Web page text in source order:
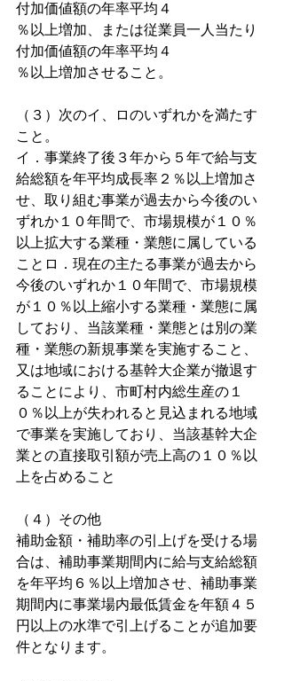
付加価値額の年率平均４
％以上増加、または従業員一人当たり
付加価値額の年率平均４
％以上増加させること。
（３）次のイ、ロのいずれかを満たす
こと。
イ．事業終了後３年から５年で給与支
給総額を年平均成長率２％以上増加さ
せ、取り組む事業が過去から今後のい
ずれか１０年間で、市場規模が１０％
以上拡大する業種・業態に属している
ことロ．現在の主たる事業が過去から
今後のいずれか１０年間で、市場規模
が１０％以上縮小する業種・業態に属
しており、当該業種・業態とは別の業
種・業態の新規事業を実施すること、
又は地域における基幹大企業が撤退す
ることにより、市町村内総生産の１
０％以上が失われると見込まれる地域
で事業を実施しており、当該基幹大企
業との直接取引額が売上高の１０％以
上を占めること
（４）その他
補助金額・補助率の引上げを受ける場
合は、補助事業期間内に給与支給総額
を年平均６％以上増加させ、補助事業
期間内に事業場内最低賃金を年額４５
円以上の水準で引上げることが追加要
件となります。